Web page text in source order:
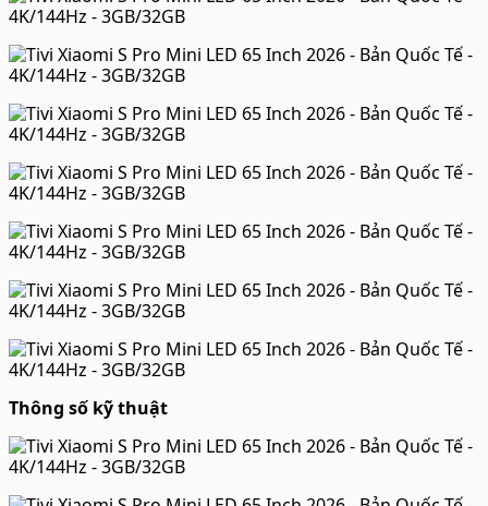
Thông số kỹ thuật